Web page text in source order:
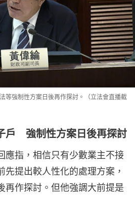
等強制性方案日後再作探討。（立法會直播截
戶 強制性方案日後再探討
應指，相信只有少數業主不接
先提出較人性化的處理方案，
再作探討。但他強調大前提是